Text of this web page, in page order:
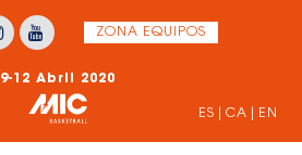
ZONA EQUIPOS
9-12 Abril 2020
ES CA EN